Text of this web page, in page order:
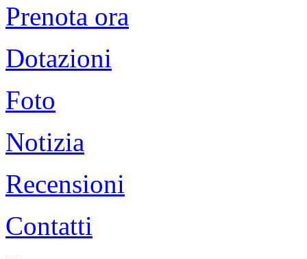
Prenota ora
Dotazioni
Foto
Notizia
Recensioni
Contatti